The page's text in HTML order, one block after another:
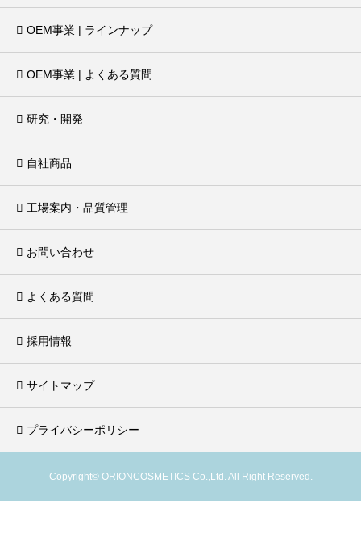
OEM事業 | ラインナップ
OEM事業 | よくある質問
研究・開発
自社商品
工場案内・品質管理
お問い合わせ
よくある質問
採用情報
サイトマップ
プライバシーポリシー
Copyright© ORIONCOSMETICS Co.,Ltd. All Right Reserved.